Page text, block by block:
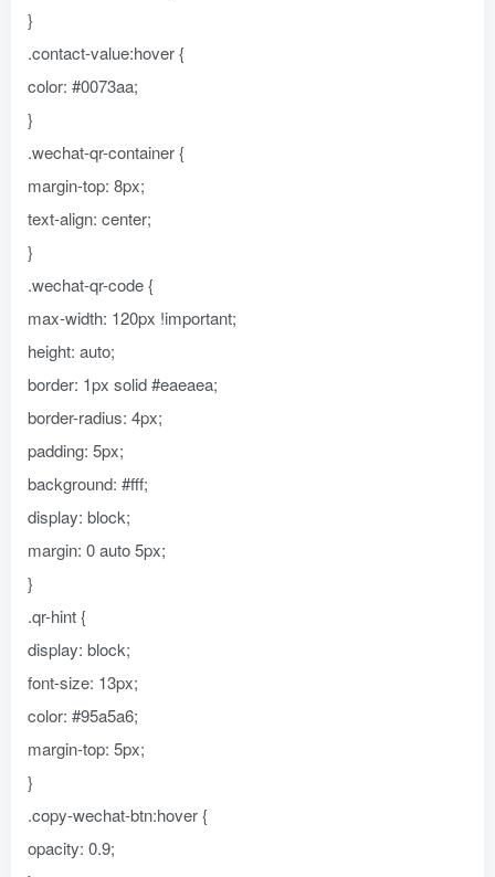
}
.contact-value:hover {
color: #0073aa;
}
.wechat-qr-container {
margin-top: 8px;
text-align: center;
}
.wechat-qr-code {
max-width: 120px !important;
height: auto;
border: 1px solid #eaeaea;
border-radius: 4px;
padding: 5px;
background: #fff;
display: block;
margin: 0 auto 5px;
}
.qr-hint {
display: block;
font-size: 13px;
color: #95a5a6;
margin-top: 5px;
}
.copy-wechat-btn:hover {
opacity: 0.9;